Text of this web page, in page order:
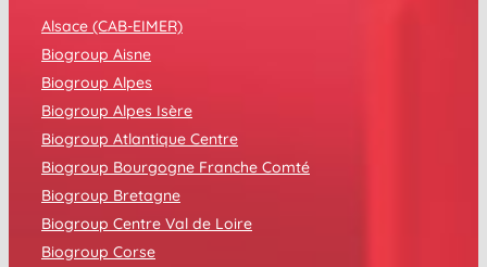
Alsace (CAB-EIMER)
Biogroup Aisne
Biogroup Alpes
Biogroup Alpes Isère
Biogroup Atlantique Centre
Biogroup Bourgogne Franche Comté
Biogroup Bretagne
Biogroup Centre Val de Loire
Biogroup Corse